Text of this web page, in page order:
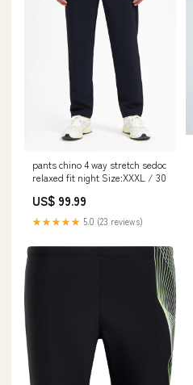
pants chino 4 way stretch sedoc
relaxed fit night Size:XXXL / 30
US$ 99.99
★★★★★ 5.0 (23 reviews)